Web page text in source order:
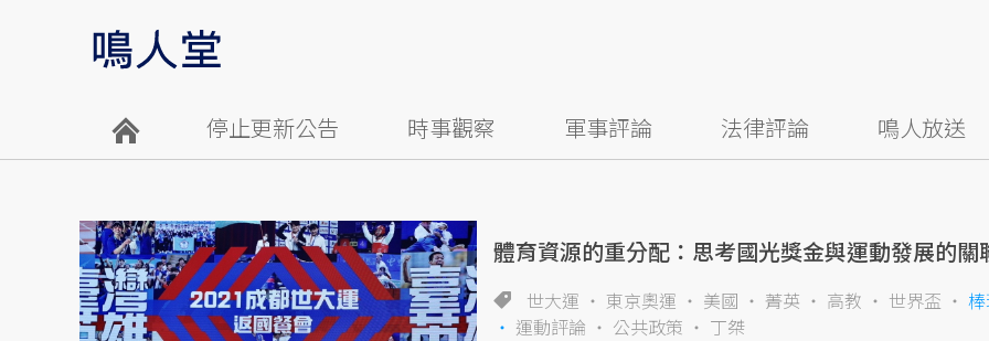
停止更新公告 時事觀察 軍事評論 法律評論 鳴人放送
體育資源的重分配：思考國光獎金與運動發展的關
世大運 東京奧運 美國 菁英 高教 世界盃
運動評論
公共政策 丁桀